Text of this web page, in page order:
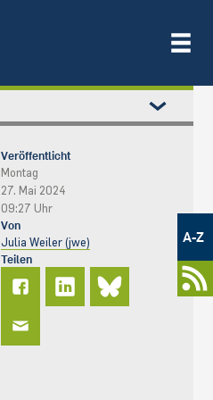
Metamenü
A-Z
Veröffentlicht
Montag
27. Mai 2024
09:27 Uhr
Von
Julia Weiler (jwe)
Teilen